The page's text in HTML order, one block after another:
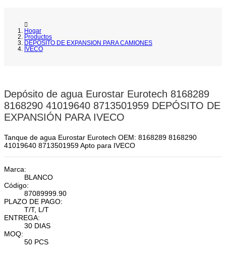
Hogar
Productos
DEPOSITO DE EXPANSION PARA CAMIONES
IVECO
Depósito de agua Eurostar Eurotech 8168289
8168290 41019640 8713501959 DEPÓSITO DE
EXPANSIÓN PARA IVECO
Tanque de agua Eurostar Eurotech OEM: 8168289 8168290
41019640 8713501959 Apto para IVECO
Marca:
BLANCO
Código:
87089999.90
PLAZO DE PAGO:
T/T, L/T
ENTREGA:
30 DIAS
MOQ:
50 PCS